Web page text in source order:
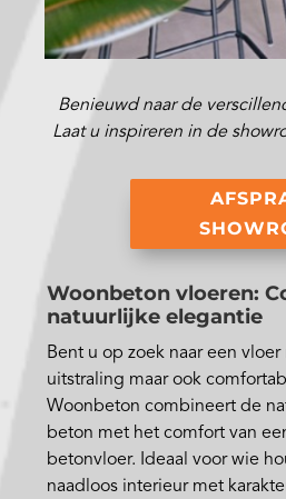
Benieuwd naar de
Laat u inspireren in de
Woonbeton vloeren:
natuurlijke elegantie
Bent u op zoek naar een
uitstraling maar ook
Woonbeton combineert de
beton met het comfort van
betonvloer. Ideaal voor wie
naadloos interieur met